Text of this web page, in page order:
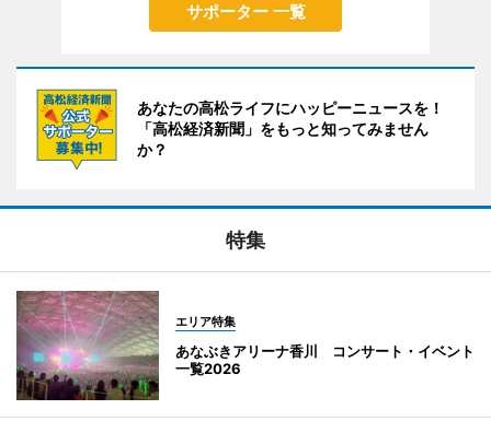
サポーター 一覧
あなたの高松ライフにハッピーニュースを！
「高松経済新聞」をもっと知ってみません
か？
特集
エリア特集
あなぶきアリーナ香川 コンサート・イベント
一覧2026